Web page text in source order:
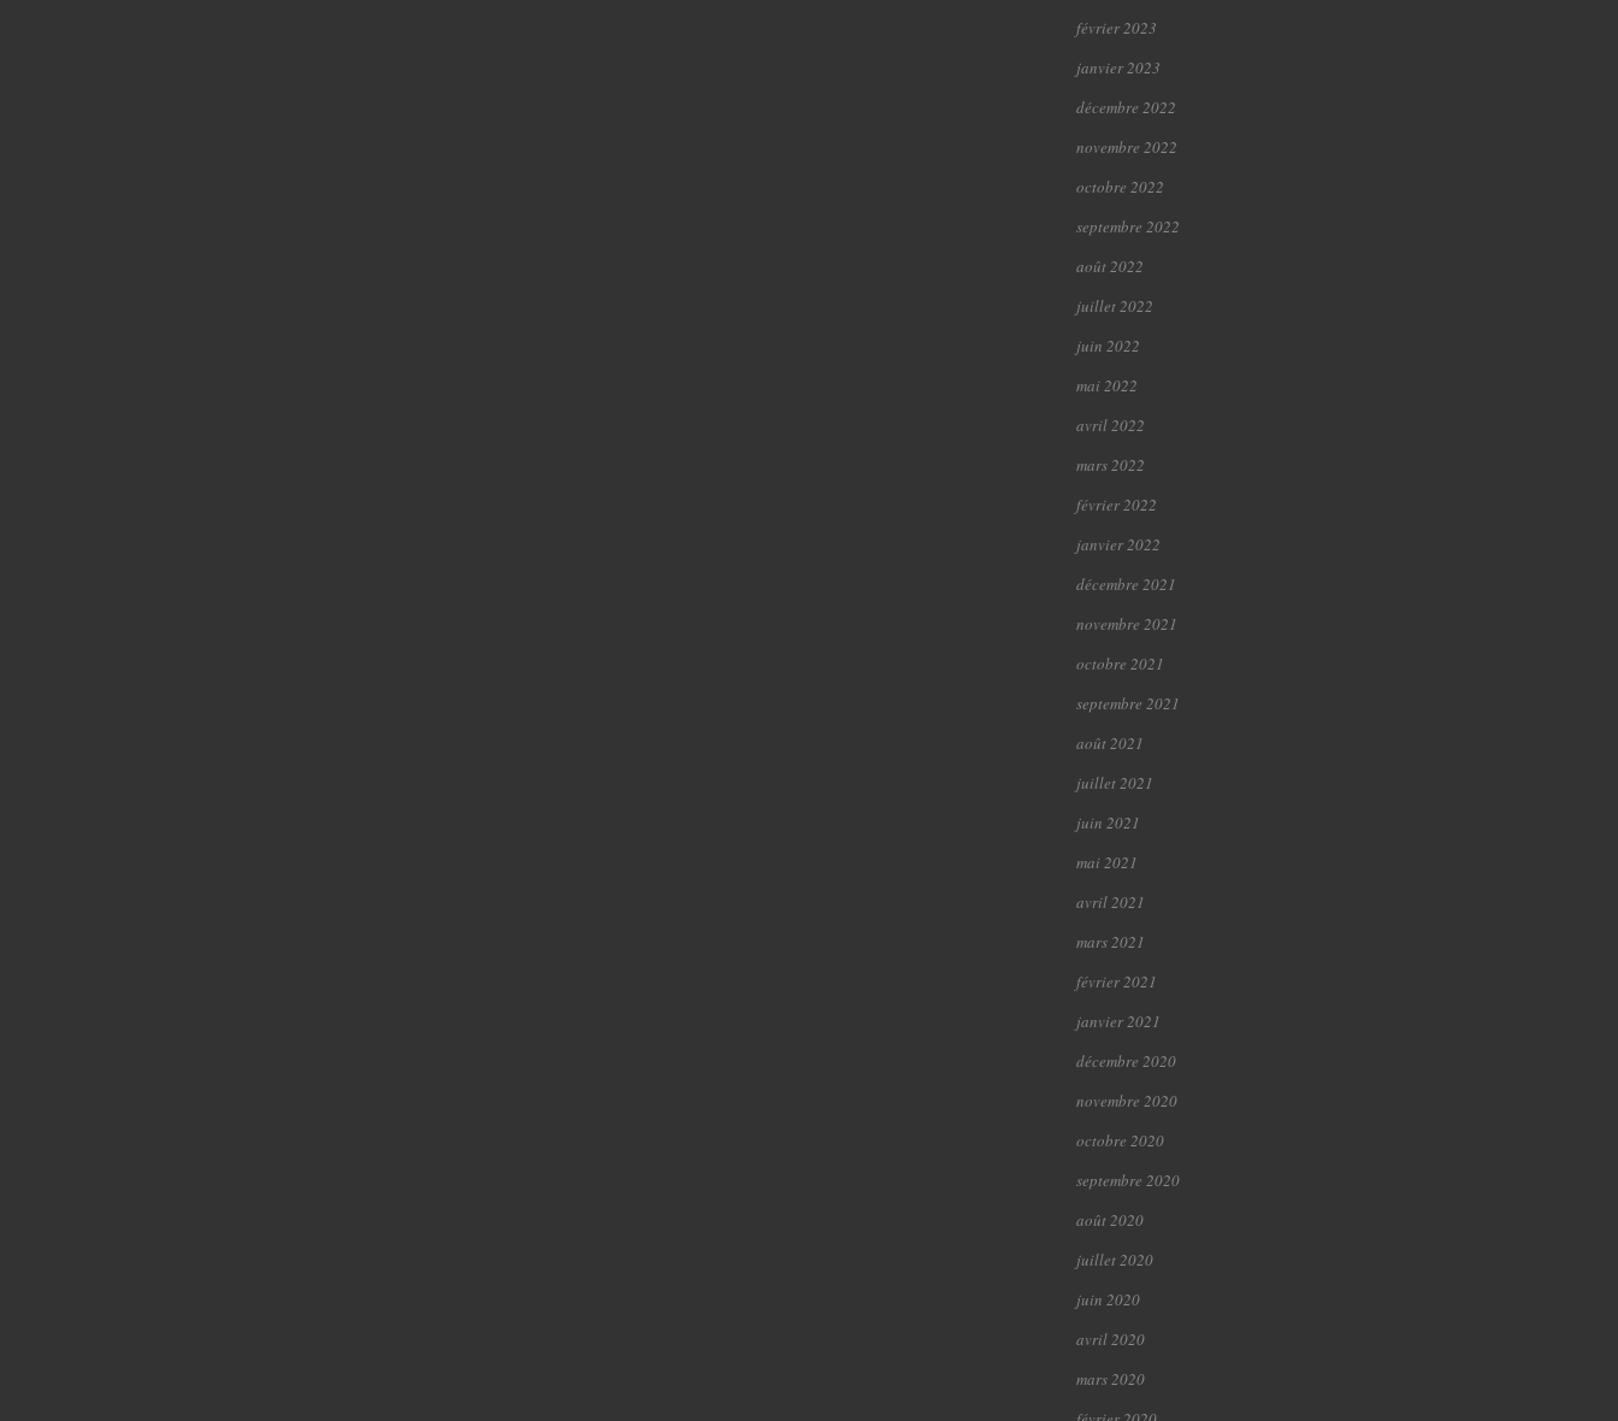
février 2023
janvier 2023
décembre 2022
novembre 2022
octobre 2022
septembre 2022
août 2022
juillet 2022
juin 2022
mai 2022
avril 2022
mars 2022
février 2022
janvier 2022
décembre 2021
novembre 2021
octobre 2021
septembre 2021
août 2021
juillet 2021
juin 2021
mai 2021
avril 2021
mars 2021
février 2021
janvier 2021
décembre 2020
novembre 2020
octobre 2020
septembre 2020
août 2020
juillet 2020
juin 2020
avril 2020
mars 2020